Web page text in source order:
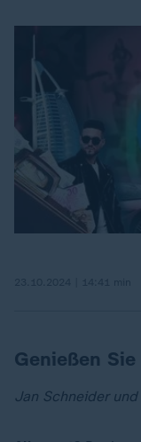
Genießen
Jan Schneider